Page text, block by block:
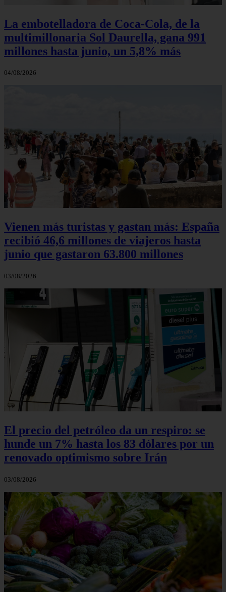
La embotelladora de Coca-Cola, de la
multimillonaria Sol Daurella, gana 991
millones hasta junio, un 5,8% más
04/08/2026
Vienen más turistas y gastan más: España
recibió 46,6 millones de viajeros hasta
junio que gastaron 63.800 millones
03/08/2026
El precio del petróleo da un respiro: se
hunde un 7% hasta los 83 dólares por un
renovado optimismo sobre Irán
03/08/2026